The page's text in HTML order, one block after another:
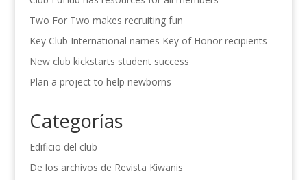
Two For Two makes recruiting fun
Key Club International names Key of Honor recipients
New club kickstarts student success
Plan a project to help newborns
Categorías
Edificio del club
De los archivos de Revista Kiwanis